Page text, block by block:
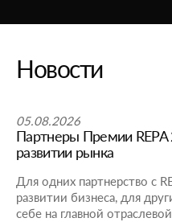
Новости
Партнеры Премии
развитии рынка
05.08.2026
Для одних партнерство с
развитии бизнеса, для
себе на главной